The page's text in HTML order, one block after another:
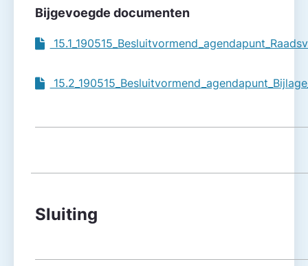
Bijgevoegde documenten
Sluiting